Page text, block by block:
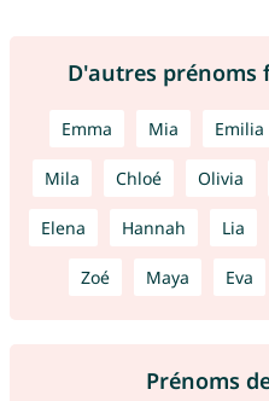
D'autres prénoms
Emma Mia Emilia
Mila Chloé Olivia
Elena Hannah Lia
Zoé Maya Eva
Prénoms